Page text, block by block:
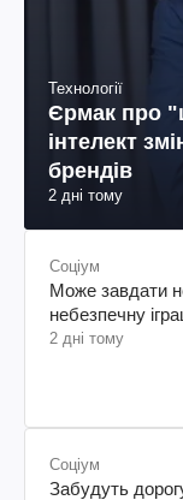
Технології
Єрмак про
інтелект
брендів
2 дні тому
Соціум
Може завдати
небезпечну
2 дні тому
Соціум
Забудуть